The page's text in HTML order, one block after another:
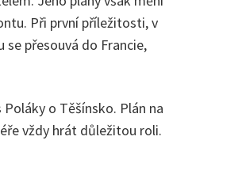
Při první příležitosti, v
přesouvá do Francie,
o Těšínsko. Plán na
vždy hrát důležitou roli.